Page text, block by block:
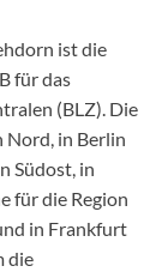
ist die
für das
(BLZ). Die
Nord, in Berlin
Südost, in
für die Region
in Frankfurt
die